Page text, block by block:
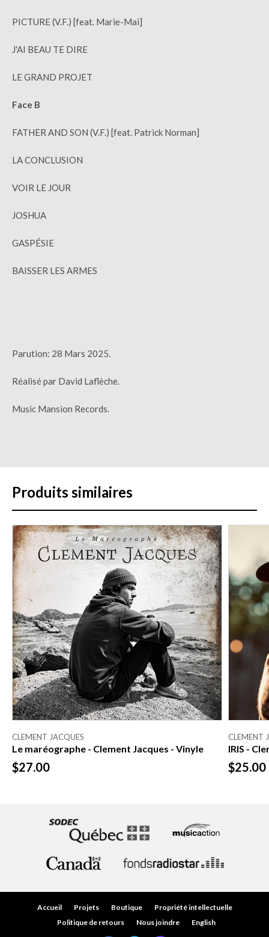
PICTURE (V.F.) [feat. Marie-Mai]
J'AI BEAU TE DIRE
LE GRAND PROJET
Face B
FATHER AND SON (V.F.) [feat. Patrick Norman]
LA CONCLUSION
VOIR LE JOUR
JOSHUA
GASPÉSIE
BAISSER LES ARMES
Parution: 28 Mars 2025.
Réalisé par David Laflèche.
Music Mansion Records.
Produits similaires
CLEMENT JACQUES
Le maréographe - Clement Jacques - Vinyle
$27.00
CLEMENT
IRIS -
$25.00
Accueil Projets Boutique
Propriété intellectuelle
Politique de retours
Nous joindre English